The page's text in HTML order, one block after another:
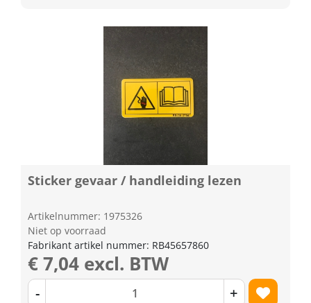
Sticker gevaar / handleiding lezen
Artikelnummer: 1975326
Niet op voorraad
Fabrikant artikel nummer: RB45657860
€ 7,04 excl. BTW
- +